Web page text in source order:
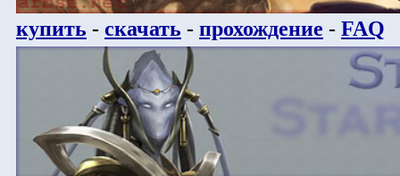
купить - скачать - прохождение - FAQ